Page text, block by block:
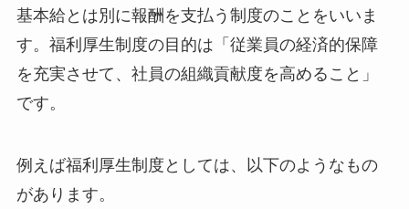
基本給とは別に報酬を支払う制度のことをいいま
す。福利厚生制度の目的は「従業員の経済的保障
を充実させて、社員の組織貢献度を高めること」
です。
例えば福利厚生制度としては、以下のようなもの
があります。